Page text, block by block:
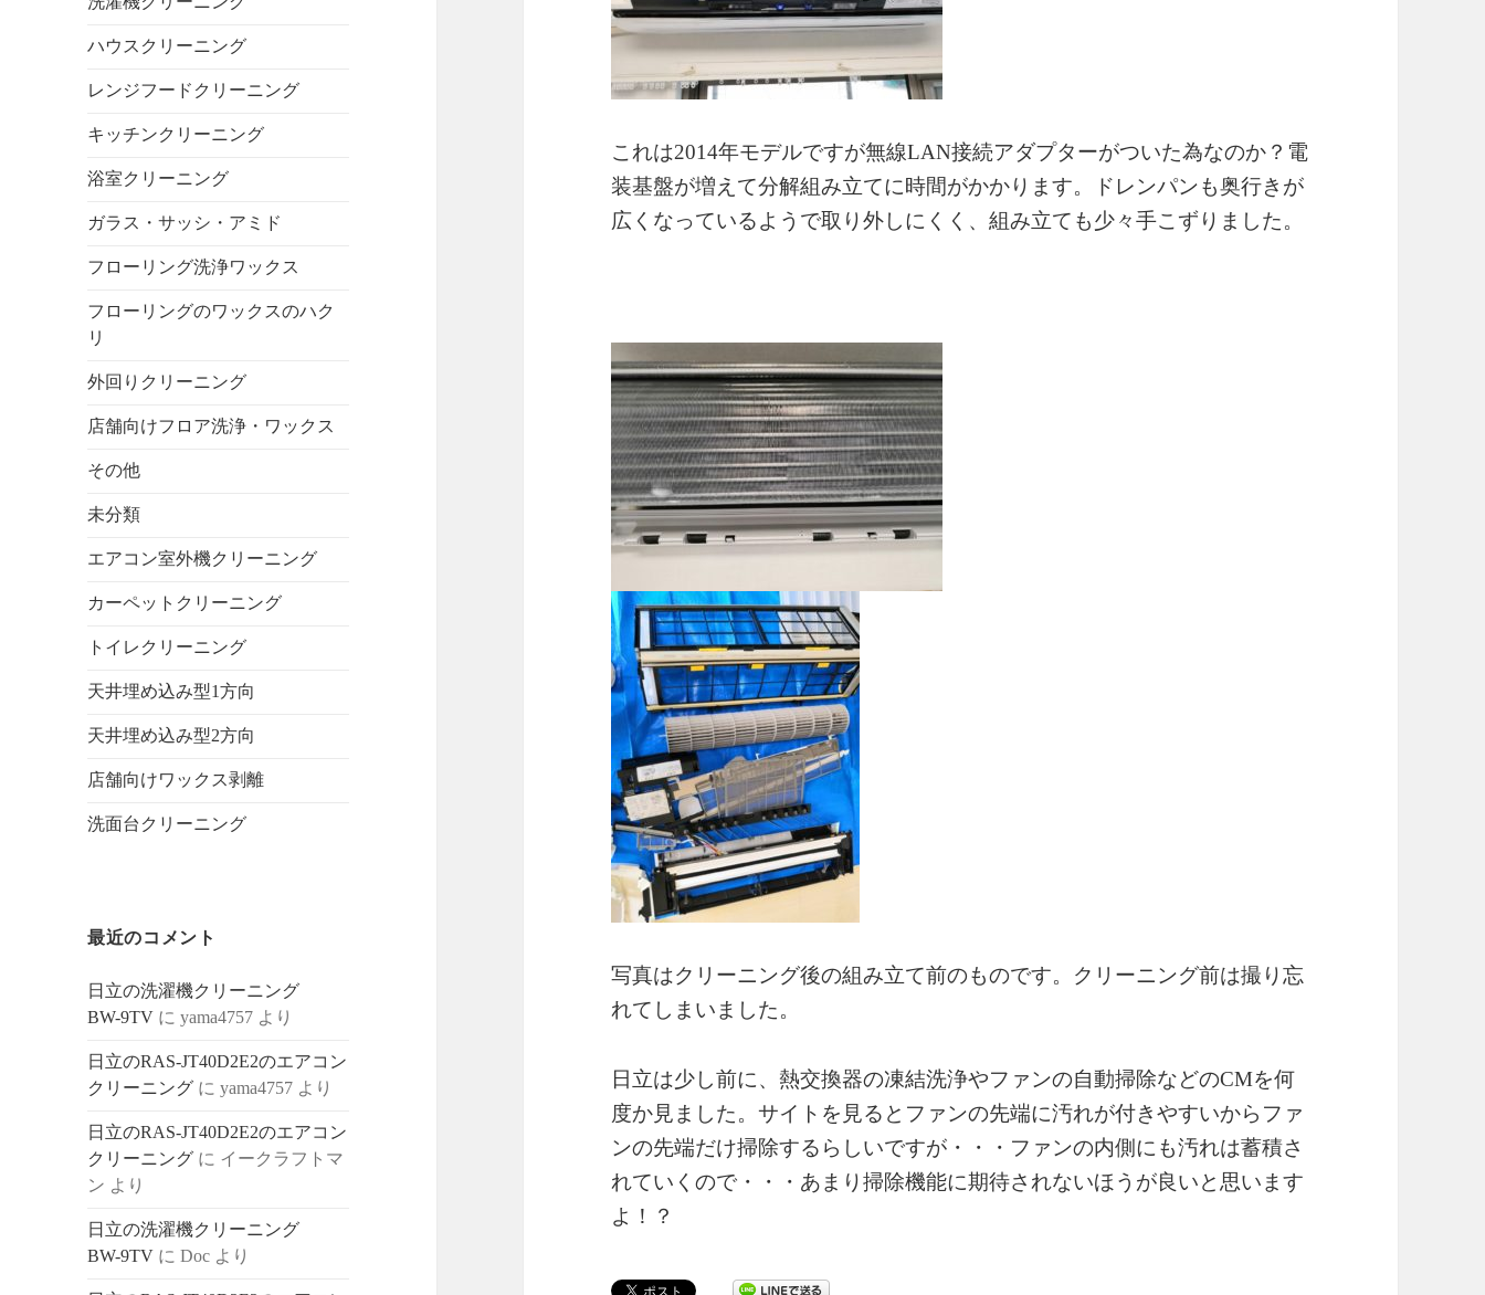
ハウスクリーニング
レンジフードクリーニング
キッチンクリーニング
浴室クリーニング
ガラス・サッシ・アミド
フローリング洗浄ワックス
フローリングのワックスのハク
リ
外回りクリーニング
店舗向けフロア洗浄・ワックス
その他
未分類
エアコン室外機クリーニング
カーペットクリーニング
トイレクリーニング
天井埋め込み型1方向
天井埋め込み型2方向
店舗向けワックス剥離
洗面台クリーニング
最近のコメント
日立の洗濯機クリーニング
BW-9TV にyama4757 より
日立のRAS-JT40D2E2のエアコン
クリーニング にyama4757 より
日立のRAS-JT40D2E2のエアコン
クリーニング に イークラフトマ
ン より
日立の洗濯機クリーニング
BW-9TV にDoc より
これは2014年モデルですが無線LAN接続アダプターがついた為なのか？電
装基盤が増えて分解組み立てに時間がかかります。ドレンパンも奥行きが
広くなっているようで取り外しにくく、組み立ても少々手こずりました。
写真はクリーニング後の組み立て前のものです。クリーニング前は撮り忘
れてしまいました。
日立は少し前に、熱交換器の凍結洗浄やファンの自動掃除などのCMを何
度か見ました。サイトを見るとファンの先端に汚れが付きやすいからファ
ンの先端だけ掃除するらしいですが・・・ファンの内側にも汚れは蓄積さ
れていくので・・・あまり掃除機能に期待されないほうが良いと思います
よ！？